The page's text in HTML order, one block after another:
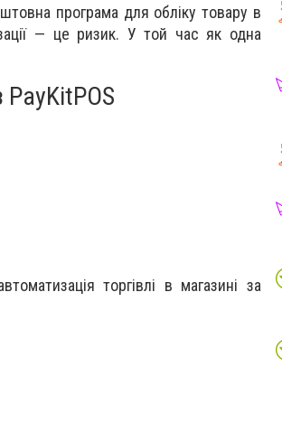
програма для обліку товару в
— це ризик. У той час як одна
торгівлі в магазині за